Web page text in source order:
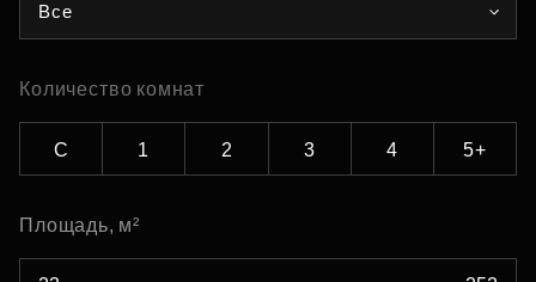
Все
Количество комнат
С 1 2 3 4 5+
Площадь, м²